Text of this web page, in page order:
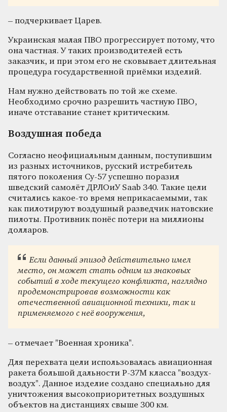
– подчеркивает Царев.
Украинская малая ПВО прогрессирует потому, что
она частная. У таких производителей есть
заказчик, и при этом его не сковывает длительная
процедура государственной приёмки изделий.
Нам нужно действовать по той же схеме.
Необходимо срочно разрешить частную ПВО,
иначе отставание станет критическим.
Воздушная победа
Согласно неофициальным данным, поступившим
из разных источников, русский истребитель
пятого поколения Су-57 успешно поразил
шведский самолёт ДРЛОиУ Saab 340. Такие цели
считались какое-то время неприкасаемыми, так
как пилотируют воздушный разведчик натовские
пилоты. Противник понёс потери на миллионы
долларов.
Если данный эпизод действительно имел
место, он может стать одним из знаковых
событий в ходе текущего конфликта, наглядно
продемонстрировав возможности как
отечественной авиационной техники, так и
применяемого с неё вооружения,
– отмечает "Военная хроника".
Для перехвата цели использовалась авиационная
ракета большой дальности Р-37М класса "воздух-
воздух". Данное изделие создано специально для
уничтожения высокоприоритетных воздушных
объектов на дистанциях свыше 300 км.